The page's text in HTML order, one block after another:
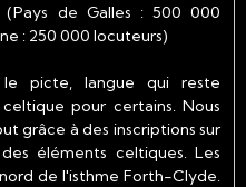
de Galles : 500 000
: 250 000 locuteurs)
picte, langue qui reste
pour certains. Nous
grâce à des inscriptions sur
éléments celtiques. Les
de l'isthme Forth-Clyde.